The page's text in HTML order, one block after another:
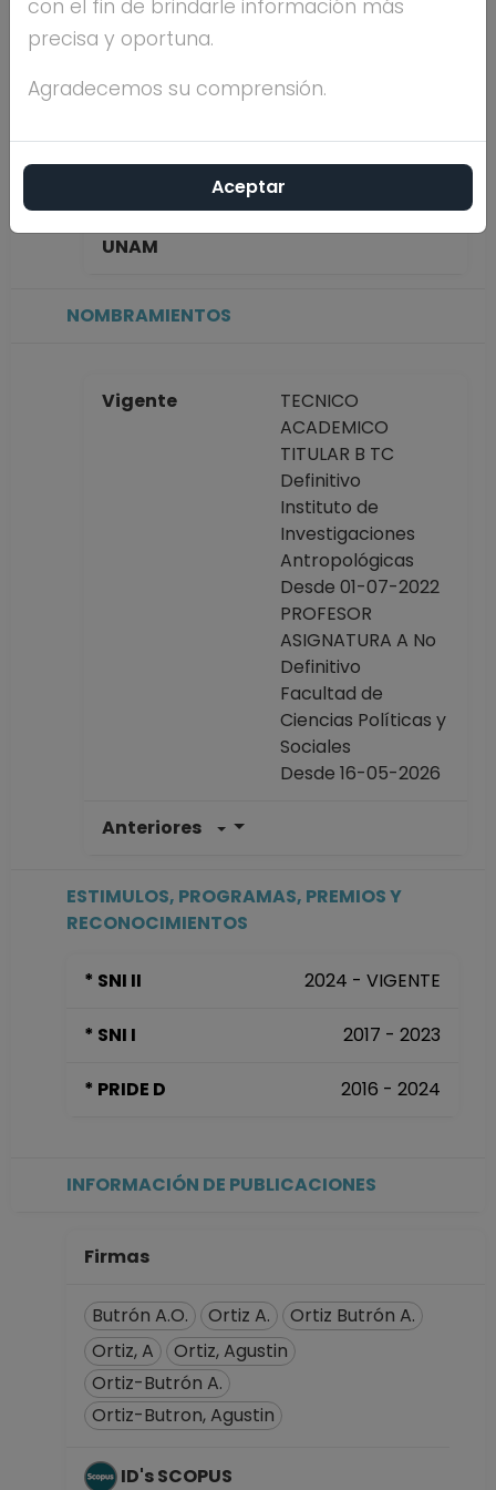
BUTRON
estudios
Antigüedad
UNAM
NOMBRAMIENTOS
Vigente
TECNICO
ACADEMICO
TITULAR B TC
Definitivo
Instituto de
Investigaciones
Antropológicas
Desde 01-07-2022
PROFESOR
ASIGNATURA A No
Definitivo
Facultad de
Ciencias Políticas y
Sociales
Desde 16-05-2026
Anteriores
Facultad de
Desde 16-05-2025
PROFESOR
No Definitivo
Sociales
No Definitivo
Facultad de
Ciencias Políticas y
Desde 01-07-2023
ESTIMULOS, PROGRAMAS, PREMIOS Y
RECONOCIMIENTOS
* SNI II 2024 - VIGENTE
* SNI I 2017 - 2023
* PRIDE D 2016 - 2024
INFORMACIÓN DE PUBLICACIONES
Firmas
Butrón A.O. Ortiz A.
Ortiz Butrón A.
Ortiz, A
Ortiz, Agustin
Ortiz-Butrón A.
Ortiz-Butron, Agustin
ID's SCOPUS
con el fin de brindarle información más
precisa y oportuna.
Agradecemos su comprensión.
Aceptar